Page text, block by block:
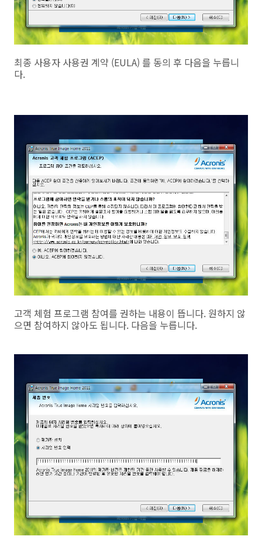
최종 사용자 사용권 계약 (EULA) 를 동의 후 다음을 누릅니
다.
고객 체험 프로그램 참여를 권하는 내용이 뜹니다. 원하지 않
으면 참여하지 않아도 됩니다. 다음을 누릅니다.